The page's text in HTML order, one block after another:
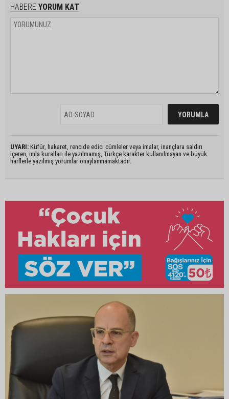
HABERE YORUM KAT
UYARI: Küfür, hakaret, rencide edici cümleler veya imalar, inançlara saldırı
içeren, imla kuralları ile yazılmamış, Türkçe karakter kullanılmayan ve büyük
harflerle yazılmış yorumlar onaylanmamaktadır.